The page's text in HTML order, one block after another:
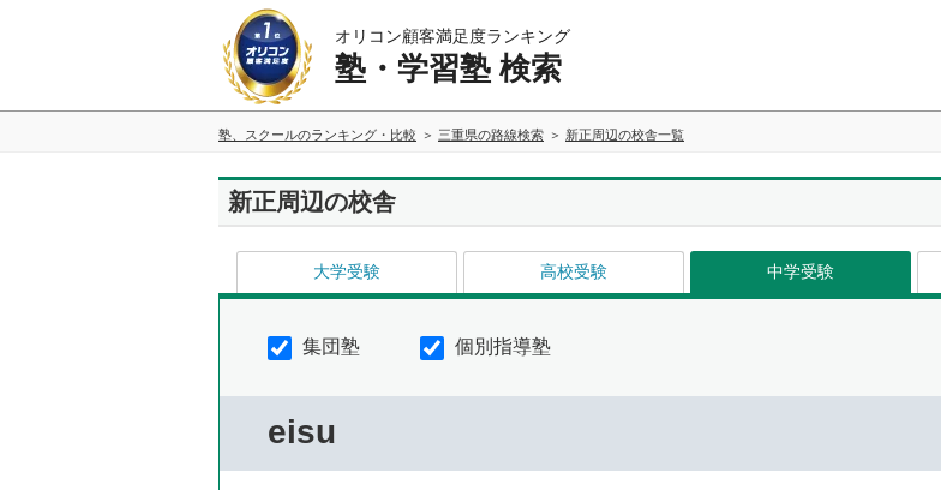
オリコン顧客満足度ランキング
塾・学習塾 検索
塾、スクールのランキング・比較 三重県の路線検索 新正周辺の校舎一覧
新正周辺の校舎
大学受験 高校受験 中学受験
集団塾 個別指導塾
eisu